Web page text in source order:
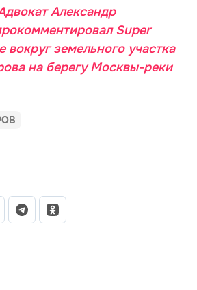
Александр
Super
вокруг земельного участка
на берегу Москвы-реки